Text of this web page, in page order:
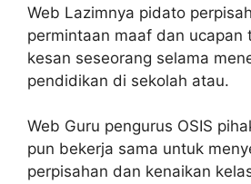
Web Lazimnya pidato
permintaan maaf dan ucapan
kesan seseorang selama
pendidikan di sekolah atau.
Web Guru pengurus OSIS
pun bekerja sama untuk
perpisahan dan kenaikan